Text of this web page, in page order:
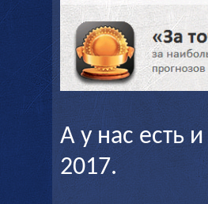
А у нас есть
2017.